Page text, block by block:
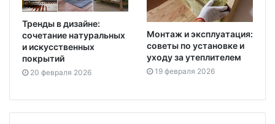
Тренды в дизайне:
сочетание натуральных
и искусственных
покрытий
20 февраля 2026
Монтаж и эксплуатация:
советы по установке и
уходу за утеплителем
19 февраля 2026